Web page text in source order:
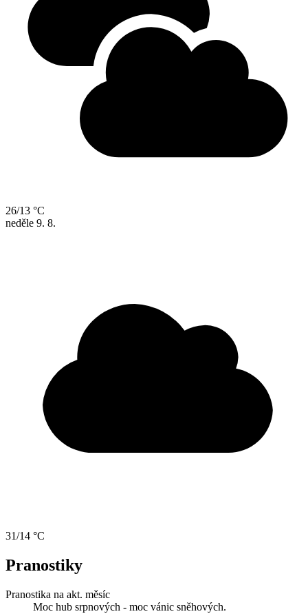
26/13 °C
neděle 9. 8.
31/14 °C
Pranostiky
Pranostika na akt. měsíc
Moc hub srpnových - moc vánic sněhových.